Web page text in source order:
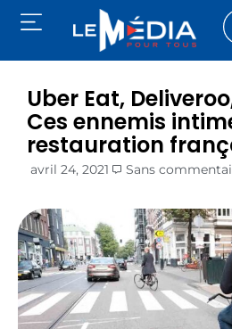
Uber Eat,
Ces ennemis
restauration
avril 24, 2021 Sans